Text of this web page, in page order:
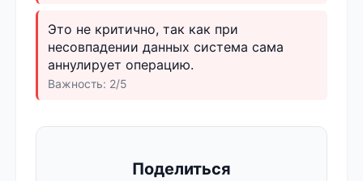
Это не критично, так как при
несовпадении данных система сама
аннулирует операцию.
Важность: 2/5
Поделиться